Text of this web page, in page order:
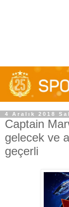
4 Aralık 2018
Captain
gelecek ve
geçerli